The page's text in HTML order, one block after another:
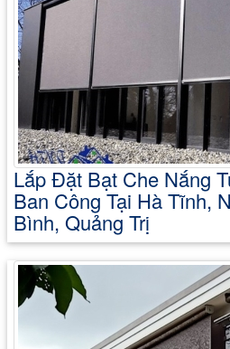
Lắp Đặt Bạt Che Nắng
Ban Công Tại Hà Tĩnh,
Bình, Quảng Trị